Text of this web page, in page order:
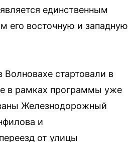
единственным
его восточную и западную
стартовали в
в рамках программы уже
Железнодорожный
и
от улицы